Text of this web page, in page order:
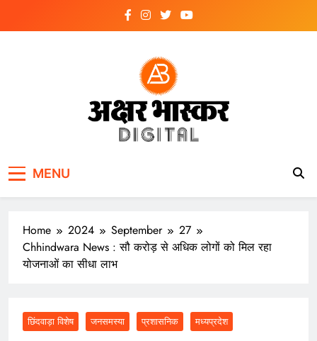
MENU
Home 2024 September
27
Chhindwara News : सौ करोड़ से अधिक लोगों को मिल रहा
योजनाओं का सीधा लाभ
छिंदवाड़ा विशेष जनसमस्या प्रशासनिक मध्यप्रदेश